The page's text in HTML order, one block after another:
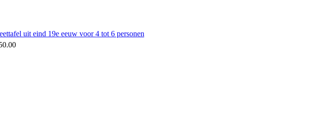
uit eind 19e eeuw voor 4 tot 6 personen